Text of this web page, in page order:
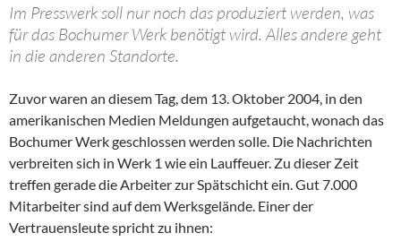
Im Presswerk soll nur noch das produziert werden, was
für das Bochumer Werk benötigt wird. Alles andere geht
in die anderen Standorte.
Zuvor waren an diesem Tag, dem 13. Oktober 2004, in den
amerikanischen Medien Meldungen aufgetaucht, wonach das
Bochumer Werk geschlossen werden solle. Die Nachrichten
verbreiten sich in Werk 1 wie ein Lauffeuer. Zu dieser Zeit
treffen gerade die Arbeiter zur Spätschicht ein. Gut 7.000
Mitarbeiter sind auf dem Werksgelände. Einer der
Vertrauensleute spricht zu ihnen: